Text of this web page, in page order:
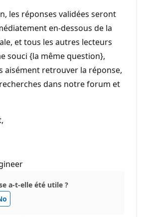
les réponses validées seront
en-dessous de la
et tous les autres lecteurs
souci {la même question},
aisément retrouver la réponse,
dans notre forum et
a-t-elle été utile ?